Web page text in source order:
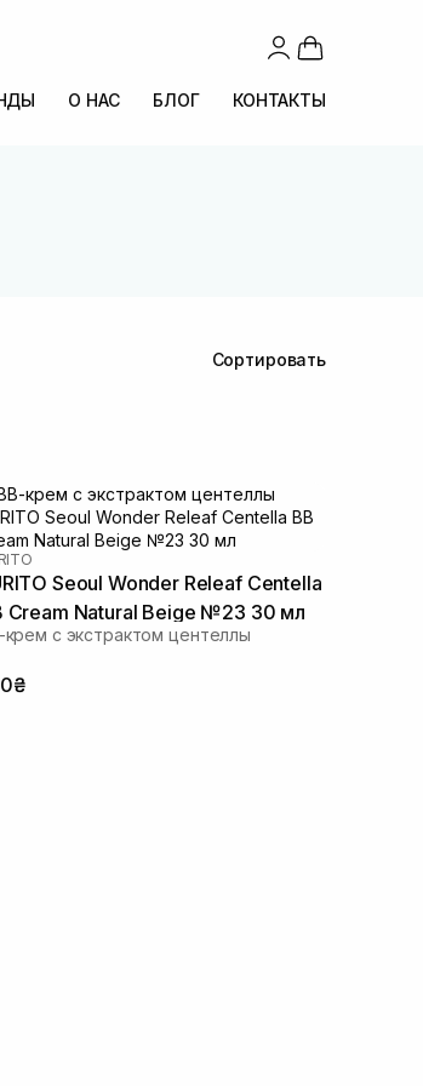
О НАС БЛОГ КОНТАКТЫ
Сортировать
Seoul Wonder Releaf Centella
Cream Natural Beige №23 30 мл
с экстрактом центеллы